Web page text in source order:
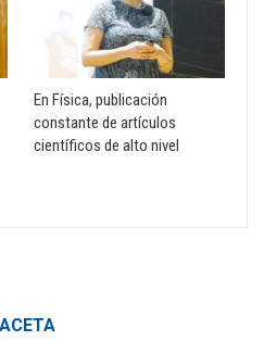
En Física, publicación
constante de artículos
científicos de alto nivel